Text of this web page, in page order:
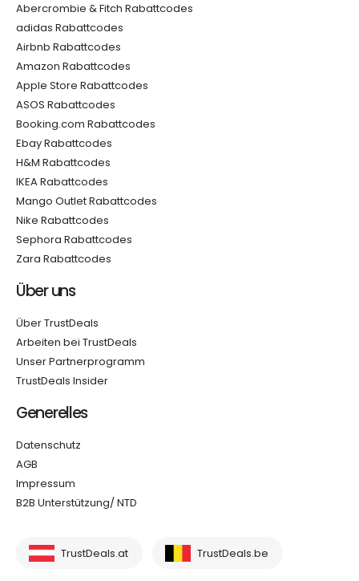
Abercrombie & Fitch Rabattcodes
adidas Rabattcodes
Airbnb Rabattcodes
Amazon Rabattcodes
Apple Store Rabattcodes
ASOS Rabattcodes
Booking.com Rabattcodes
Ebay Rabattcodes
H&M Rabattcodes
IKEA Rabattcodes
Mango Outlet Rabattcodes
Nike Rabattcodes
Sephora Rabattcodes
Zara Rabattcodes
Über uns
Über TrustDeals
Arbeiten bei TrustDeals
Unser Partnerprogramm
TrustDeals Insider
Generelles
Datenschutz
AGB
Impressum
B2B Unterstützung/ NTD
TrustDeals.at TrustDeals.be